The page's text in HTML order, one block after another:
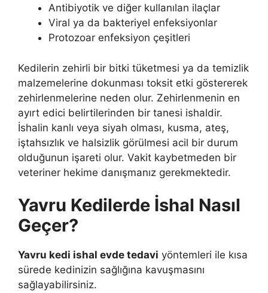
Antibiyotik ve diğer kullanılan ilaçlar
Viral ya da bakteriyel enfeksiyonlar
Protozoar enfeksiyon çeşitleri
Kedilerin zehirli bir bitki tüketmesi ya da temizlik
malzemelerine dokunması toksit etki göstererek
zehirlenmelerine neden olur. Zehirlenmenin en
ayırt edici belirtilerinden bir tanesi ishaldir.
İshalin kanlı veya siyah olması, kusma, ateş,
iştahsızlık ve halsizlik görülmesi acil bir durum
olduğunun işareti olur. Vakit kaybetmeden bir
veteriner hekime danışmanız gerekmektedir.
Yavru Kedilerde İshal Nasıl
Geçer?
Yavru kedi ishal evde tedavi yöntemleri ile kısa
sürede kedinizin sağlığına kavuşmasını
sağlayabilirsiniz.